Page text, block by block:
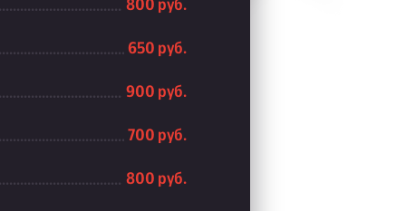
800 руб.
650 руб.
900 руб.
700 руб.
800 руб.